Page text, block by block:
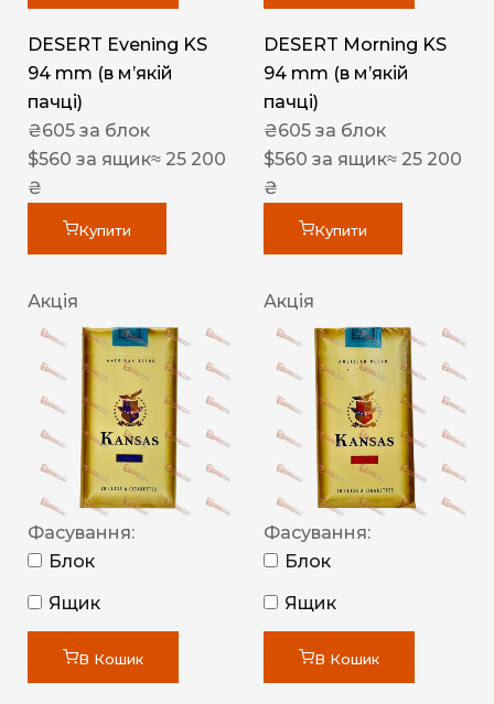
DESERT Evening KS
94 mm (в мʼякій
пачці)
₴605 за блок
$560 за ящик≈ 25 200
₴
Купити
DESERT Morning KS
94 mm (в мʼякій
пачці)
₴605 за блок
$560 за ящик≈ 25 200
₴
Купити
Акція
Фасування:
Блок
Ящик
В Кошик
Акція
Фасування:
Блок
Ящик
В Кошик